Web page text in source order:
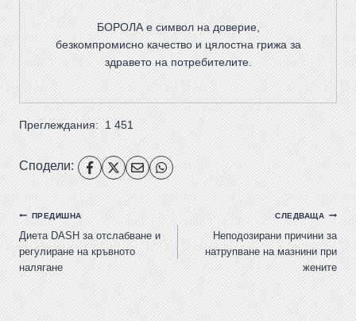
БОРОЛА е символ на доверие,
безкомпромисно качество и цялостна грижа за
здравето на потребителите.
Преглеждания: 1 451
Сподели:
ПРЕДИШНА
Диета DASH за отслабване и
регулиране на кръвното
налягане
СЛЕДВАЩА
Неподозирани причини за
натрупване на мазнини при
жените